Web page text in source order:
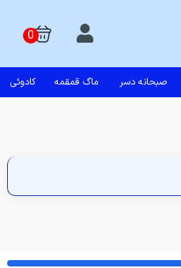
صبحانه دسر ماگ قمقمه کادوئی